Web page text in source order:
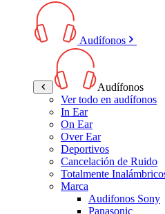
Audífonos
Audífonos
Ver todo en audífonos
In Ear
On Ear
Over Ear
Deportivos
Cancelación de Ruido
Totalmente
Marca
Audifonos Sony
Panasonic